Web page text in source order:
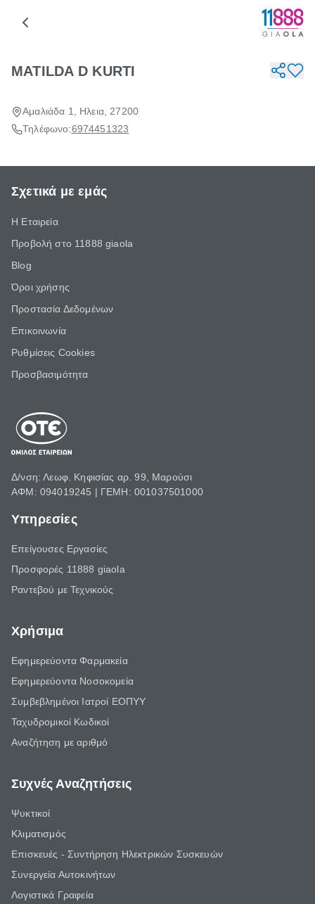
MATILDA D KURTI
Αμαλιάδα 1, Ηλεια, 27200
Τηλέφωνο:6974451323
Σχετικά με εμάς
Η Εταιρεία
Προβολή στο 11888 giaola
Blog
Όροι χρήσης
Προστασία Δεδομένων
Επικοινωνία
Ρυθμίσεις Cookies
Προσβασιμότητα
Δ/νση: Λεωφ. Κηφισίας αρ. 99, Μαρούσι
ΑΦΜ: 094019245 | ΓΕΜΗ: 001037501000
Υπηρεσίες
Επείγουσες Εργασίες
Προσφορές 11888 giaola
Ραντεβού με Τεχνικούς
Χρήσιμα
Εφημερεύοντα Φαρμακεία
Εφημερεύοντα Νοσοκομεία
Συμβεβλημένοι Ιατροί ΕΟΠΥΥ
Ταχυδρομικοί Κωδικοί
Αναζήτηση με αριθμό
Συχνές Αναζητήσεις
Ψυκτικοί
Κλιματισμός
Επισκευές - Συντήρηση Ηλεκτρικών Συσκευών
Συνεργεία Αυτοκινήτων
Λογιστικά Γραφεία